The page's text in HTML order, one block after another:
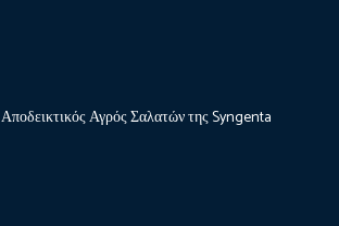
Αποδεικτικός Αγρός Σαλατών της Syngenta